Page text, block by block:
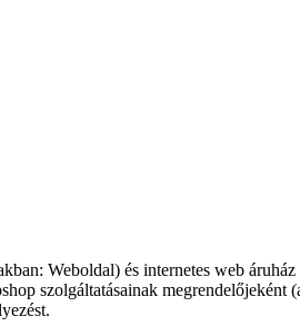
Weboldal) és internetes web
szolgáltatásainak